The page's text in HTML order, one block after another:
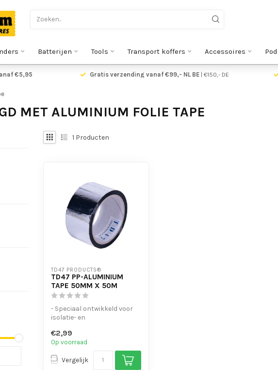
Batterijen Tools Transport koffers Accessoires
€5,95 Gratis verzending vanaf €99,- NL BE| €150,- DE
MET ALUMINIUM FOLIE TAPE
1 Producten
TD47 PRODUCTS®
TD47 PP-ALUMINIUM
TAPE 50MM X 50M
- Speciaal ontwikkeld voor
isolatie- en
- Hoge flexibi...
€2,99
Op voorraad
Vergelijk